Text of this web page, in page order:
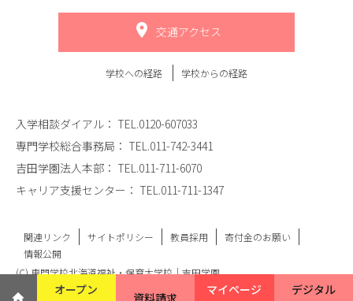
交通アクセス
学校への経路 学校からの経路
入学相談ダイアル： TEL.0120-607033
専門学校総合事務局： TEL.011-742-3441
吉田学園法人本部： TEL.011-711-6070
キャリア支援センター： TEL.011-711-1347
関連リンク サイトポリシー 教員採用
寄付金のお願い
情報公開
(C) 専門学校北海道福祉・保育大学校｜吉田学園
オープン
資料請求
マイページ
デジタル